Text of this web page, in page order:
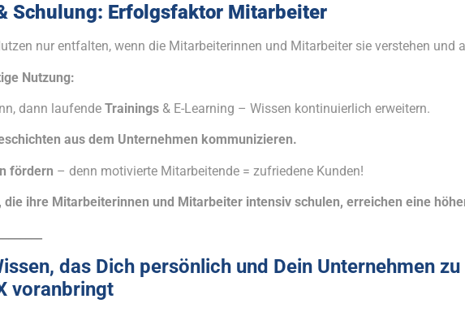
Schulung: Erfolgsfaktor Mitarbeiter
nur entfalten, wenn die Mitarbeiterinnen und Mitarbeiter sie verstehen und
Nutzung:
dann laufende Trainings & E-Learning – Wissen kontinuierlich erweitern.
aus dem Unternehmen kommunizieren.
fördern – denn motivierte Mitarbeitende = zufriedene Kunden!
die ihre Mitarbeiterinnen und Mitarbeiter intensiv schulen, erreichen eine
das Dich persönlich und Dein Unternehmen
voranbringt